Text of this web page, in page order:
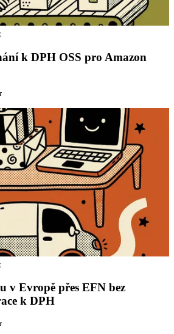
k DPH OSS pro Amazon
v Evropě přes EFN bez
k DPH